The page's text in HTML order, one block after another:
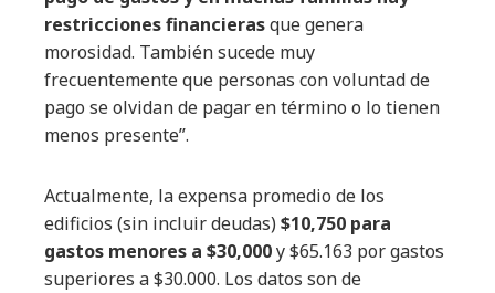
restricciones financierasque genera
morosidad. También sucede muy
frecuentemente que personas con voluntad de
pago se olvidan de pagar en término o lo tienen
menos presente”.
Actualmente, la expensa promedio de los
edificios (sin incluir deudas) $10,750 para
gastos menores a $30,000y $65.163 por gastos
superiores a $30.000. Los datos son de